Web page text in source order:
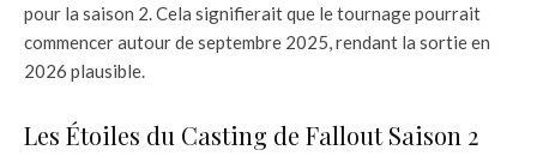
pour la saison 2. Cela signifierait que le tournage pourrait
commencer autour de septembre 2025, rendant la sortie en
2026 plausible.
Les Étoiles du Casting de Fallout Saison 2